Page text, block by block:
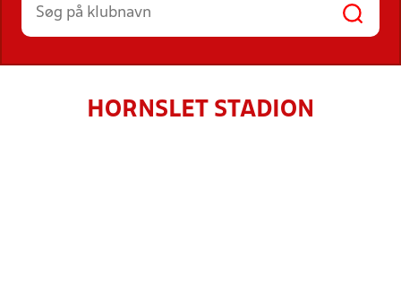
HORNSLET STADION